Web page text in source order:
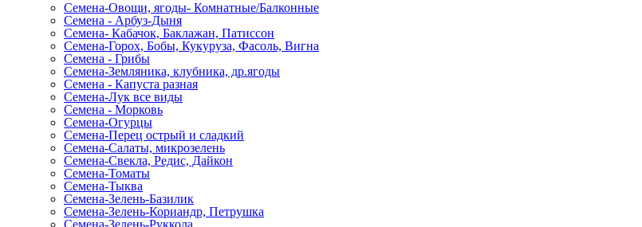
Семена-Овощи, ягоды- Комнатные/Балконные
Семена - Арбуз-Дыня
Семена- Кабачок, Баклажан, Патиссон
Семена-Горох, Бобы, Кукуруза, Фасоль, Вигна
Семена - Грибы
Семена-Земляника, клубника, др.ягоды
Семена - Капуста разная
Семена-Лук все виды
Семена - Морковь
Семена-Огурцы
Семена-Перец острый и сладкий
Семена-Салаты, микрозелень
Семена-Свекла, Редис, Дайкон
Семена-Томаты
Семена-Тыква
Семена-Зелень-Базилик
Семена-Зелень-Кориандр, Петрушка
Семена-Зелень-Руккола